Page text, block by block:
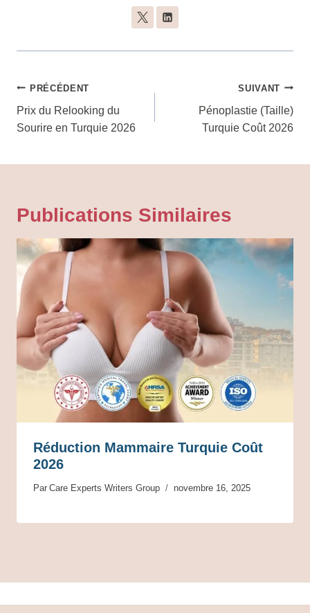
Navigation
De
PRÉCÉDENT
Prix du Relooking du
Sourire en Turquie 2026
SUIVANT
Pénoplastie (Taille)
Turquie Coût 2026
Publications Similaires
Réduction Mammaire Turquie Coût
2026
Par Care Experts Writers Group novembre 16, 2025